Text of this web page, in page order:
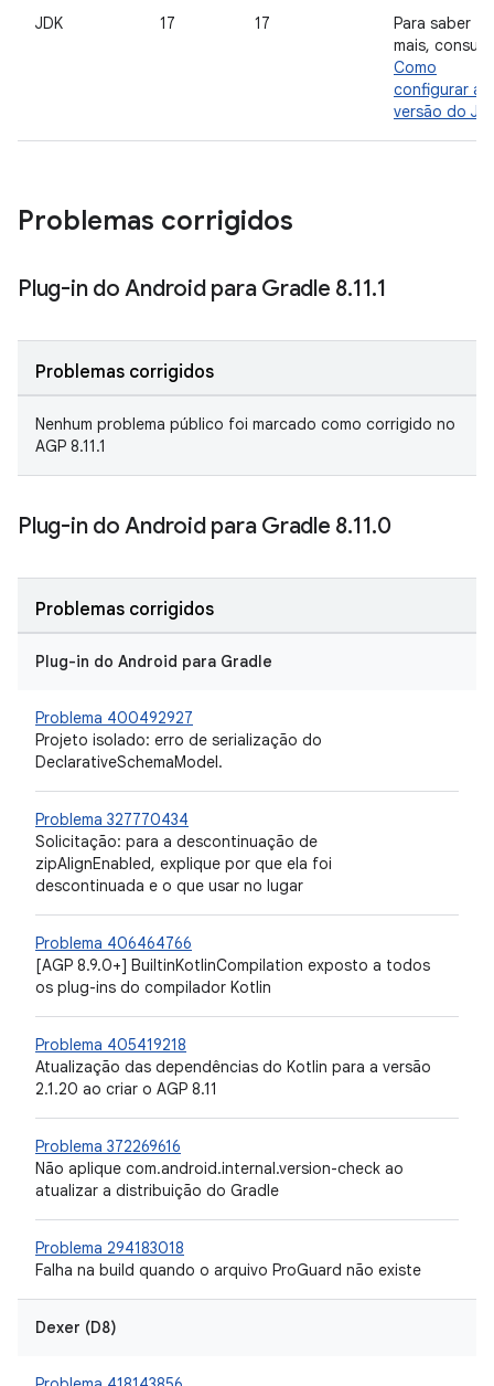
JDK 17 17
Para saber
mais,
Como
configurar a
versão do
Problemas corrigidos
Plug-in do Android para Gradle 8.11.1
Problemas corrigidos
Nenhum problema público foi marcado como corrigido no
AGP 8.11.1
Plug-in do Android para Gradle 8.11.0
Problemas corrigidos
Plug-in do Android para Gradle
Problema 400492927
Projeto isolado: erro de serialização do
DeclarativeSchemaModel.
Problema 327770434
Solicitação: para a descontinuação de
zipAlignEnabled, explique por que ela foi
descontinuada e o que usar no lugar
Problema 406464766
[AGP 8.9.0+] BuiltinKotlinCompilation exposto a todos
os plug-ins do compilador Kotlin
Problema 405419218
Atualização das dependências do Kotlin para a versão
2.1.20 ao criar o AGP 8.11
Problema 372269616
Não aplique com.android.internal.version-check ao
atualizar a distribuição do Gradle
Problema 294183018
Falha na build quando o arquivo ProGuard não existe
Dexer (D8)